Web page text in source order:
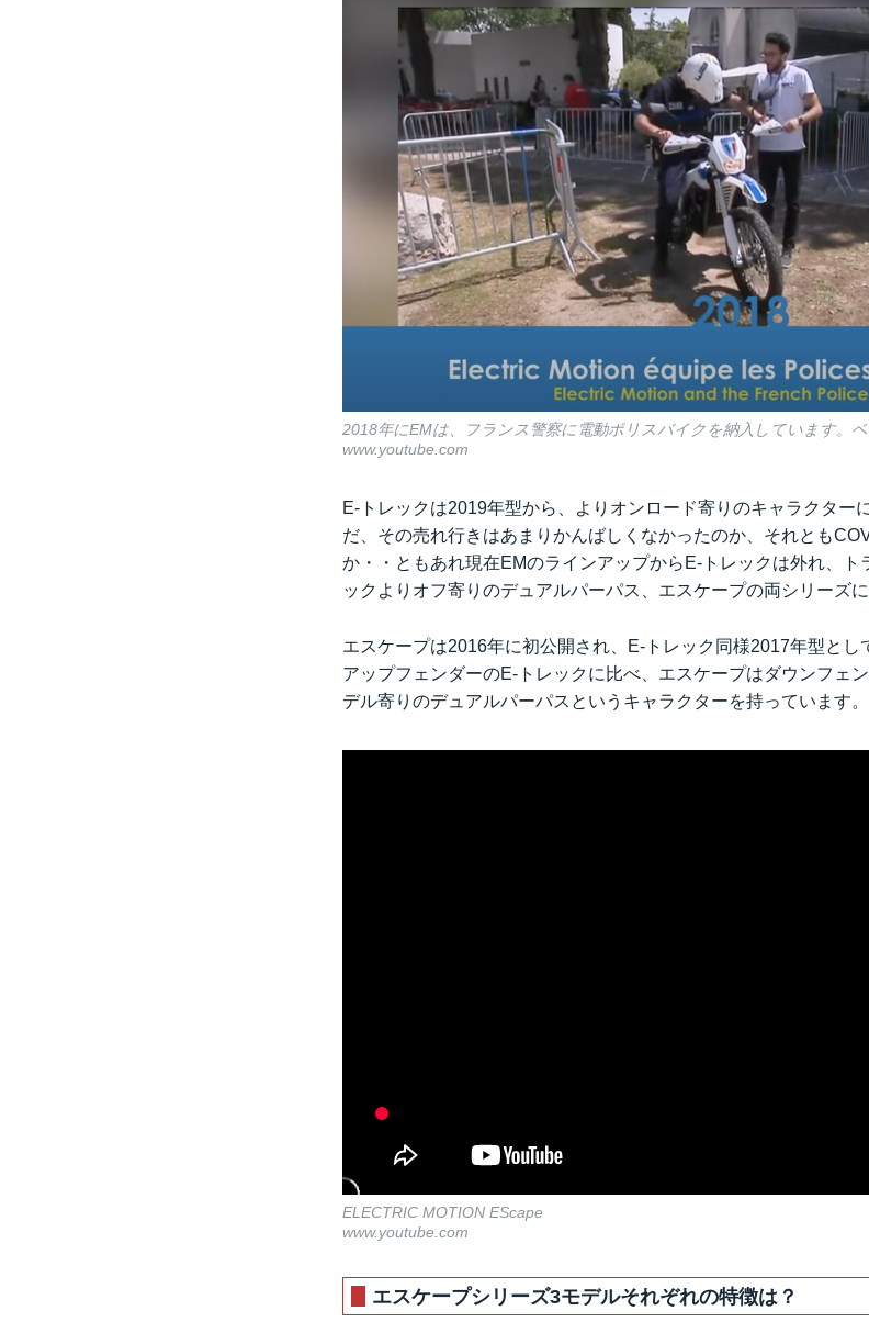
2018年にEMは、フランス警察に電動ポリスバイクを納入しています。ベ
www.youtube.com
E-トレックは2019年型から、よりオンロード寄りのキャラクター
だ、その売れ行きはあまりかんばしくなかったのか、それとも
か・・ともあれ現在EMのラインアップからE-トレックは外れ、ト
ックよりオフ寄りのデュアルパーパス、エスケープの両シリーズに
エスケープは2016年に初公開され、E-トレック同様2017年型とし
アップフェンダーのE-トレックに比べ、エスケープはダウンフェ
デル寄りのデュアルパーパスというキャラクターを持っています。
ELECTRIC MOTION EScape
www.youtube.com
エスケープシリーズ3モデルそれぞれの特徴は？